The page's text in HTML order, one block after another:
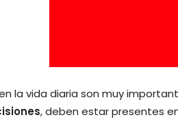
la vida diaria son muy
, deben estar presentes